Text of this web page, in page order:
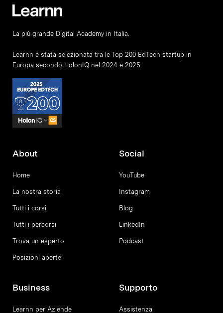
La più grande Digital Academy in Italia.
Learnn è stata selezionata tra le Top 200 EdTech startup in
Europa secondo HolonIQ nel 2024 e 2025.
About
Home
La nostra storia
Tutti i corsi
Tutti i percorsi
Trova un esperto
Posizioni aperte
Social
YouTube
Instagram
Blog
LinkedIn
Podcast
Business
Learnn per Aziende
Supporto
Assistenza